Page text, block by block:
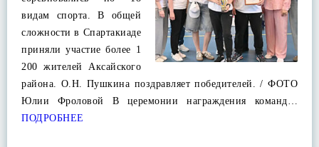
видам спорта. В общей
сложности в Спартакиаде
приняли участие более 1
200 жителей Аксайского
района. О.Н. Пушкина поздравляет победителей. / ФОТО
Юлии Фроловой В церемонии награждения команд…
ПОДРОБНЕЕ